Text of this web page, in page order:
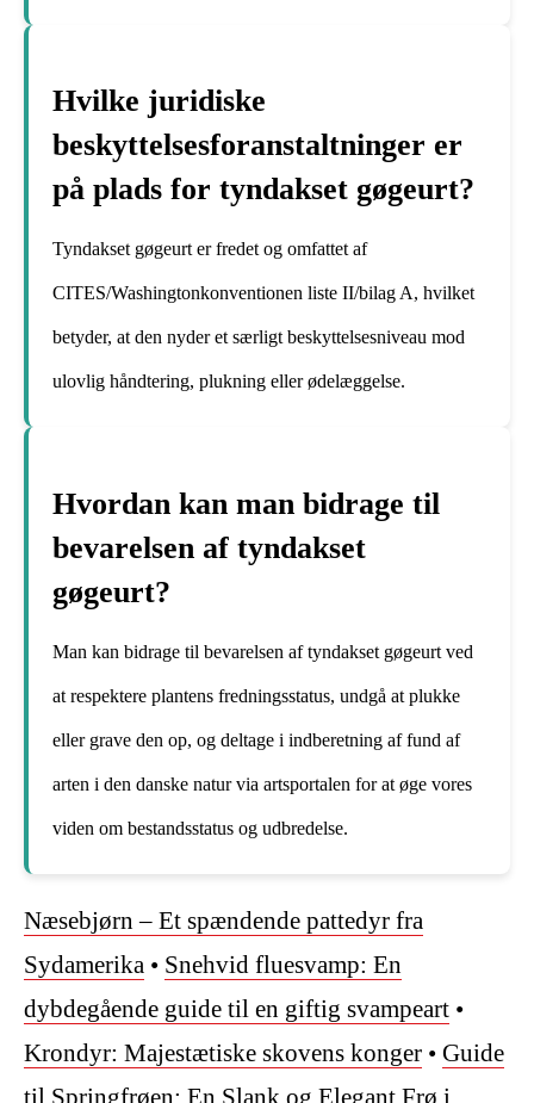
Hvilke juridiske
beskyttelsesforanstaltninger er
på plads for tyndakset gøgeurt?
Tyndakset gøgeurt er fredet og omfattet af
CITES/Washingtonkonventionen liste II/bilag A, hvilket
betyder, at den nyder et særligt beskyttelsesniveau mod
ulovlig håndtering, plukning eller ødelæggelse.
Hvordan kan man bidrage til
bevarelsen af tyndakset
gøgeurt?
Man kan bidrage til bevarelsen af tyndakset gøgeurt ved
at respektere plantens fredningsstatus, undgå at plukke
eller grave den op, og deltage i indberetning af fund af
arten i den danske natur via artsportalen for at øge vores
viden om bestandsstatus og udbredelse.
Næsebjørn – Et spændende pattedyr fra
Sydamerika • Snehvid fluesvamp: En
dybdegående guide til en giftig svampeart •
Krondyr: Majestætiske skovens konger • Guide
til Springfrøen: En Slank og Elegant Frø i